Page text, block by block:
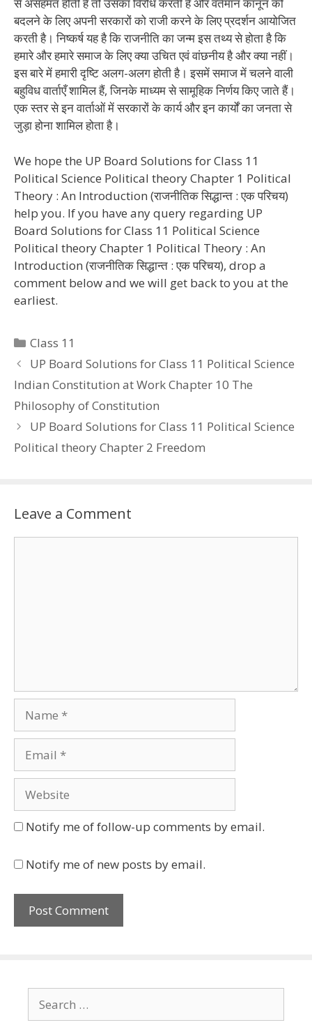
बदलने के लिए अपनी सरकारों को राजी करने के लिए प्रदर्शन आयोजित
करती है। निष्कर्ष यह है कि राजनीति का जन्म इस तथ्य से होता है कि
हमारे और हमारे समाज के लिए क्या उचित एवं वांछनीय है और क्या नहीं।
इस बारे में हमारी दृष्टि अलग-अलग होती है। इसमें समाज में चलने वाली
बहुविध वार्ताएँ शामिल हैं, जिनके माध्यम से सामूहिक निर्णय किए जाते हैं।
एक स्तर से इन वार्ताओं में सरकारों के कार्य और इन कार्यों का जनता से
जुड़ा होना शामिल होता है।
We hope the UP Board Solutions for Class 11
Political Science Political theory Chapter 1 Political
Theory : An Introduction (राजनीतिक सिद्धान्त : एक परिचय)
help you. If you have any query regarding UP
Board Solutions for Class 11 Political Science
Political theory Chapter 1 Political Theory : An
Introduction (राजनीतिक सिद्धान्त : एक परिचय), drop a
comment below and we will get back to you at the
earliest.
Categories
Class 11
UP Board Solutions for Class 11 Political Science
Indian Constitution at Work Chapter 10 The
Philosophy of Constitution
UP Board Solutions for Class 11 Political Science
Political theory Chapter 2 Freedom
Leave a Comment
Notify me of follow-up comments by email.
Notify me of new posts by email.
for: